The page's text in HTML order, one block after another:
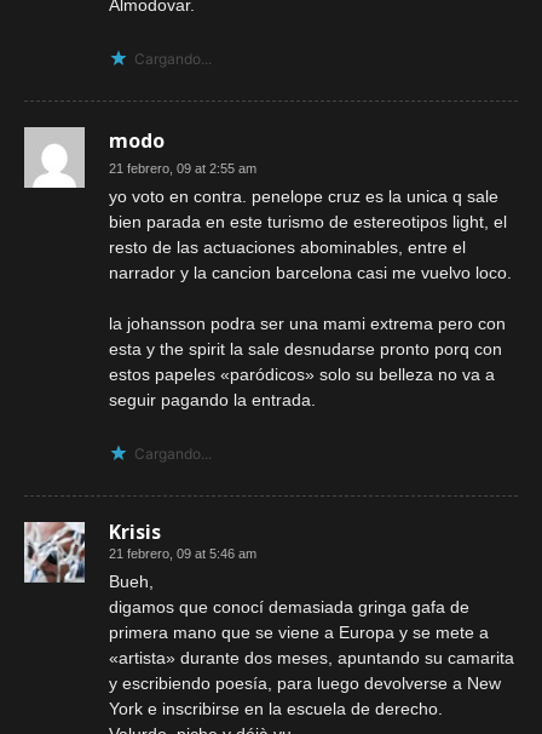
Almodovar.
Cargando...
modo
21 febrero, 09 at 2:55 am
yo voto en contra. penelope cruz es la unica q sale
bien parada en este turismo de estereotipos light, el
resto de las actuaciones abominables, entre el
narrador y la cancion barcelona casi me vuelvo loco.
la johansson podra ser una mami extrema pero con
esta y the spirit la sale desnudarse pronto porq con
estos papeles «paródicos» solo su belleza no va a
seguir pagando la entrada.
Cargando...
Krisis
21 febrero, 09 at 5:46 am
Bueh,
digamos que conocí demasiada gringa gafa de
primera mano que se viene a Europa y se mete a
«artista» durante dos meses, apuntando su camarita
y escribiendo poesía, para luego devolverse a New
York e inscribirse en la escuela de derecho.